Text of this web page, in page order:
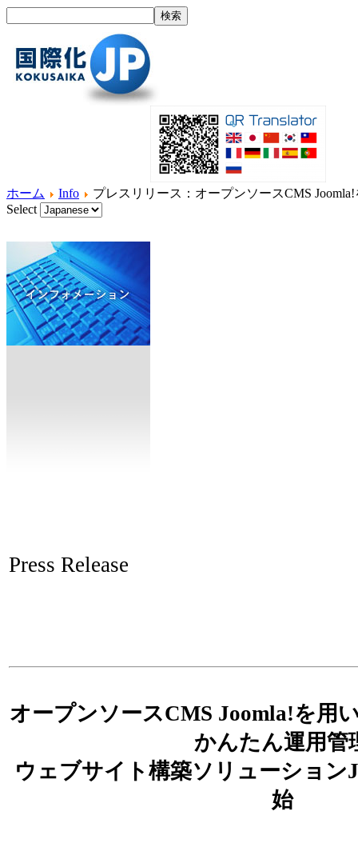
ホーム Info
プレスリリース：オープンソースCMS
Select
Press Release
オープンソースCMS Joomla!を用
かんたん運用管
ウェブサイト構築ソリューション
始